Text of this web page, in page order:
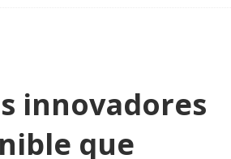
innovadores
que